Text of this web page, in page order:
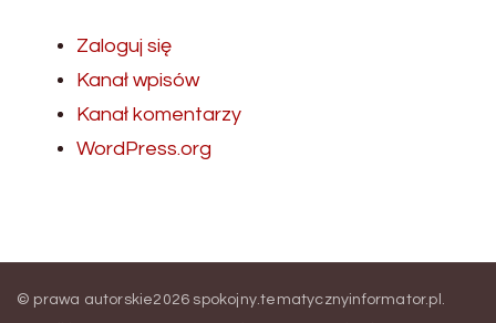
Zaloguj się
Kanał wpisów
Kanał komentarzy
WordPress.org
© prawa autorskie2026 spokojny.tematycznyinformator.pl